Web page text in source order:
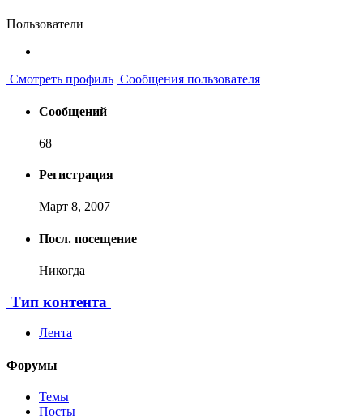
Пользователи
Смотреть профиль Сообщения пользователя
Сообщений
68
Регистрация
Март 8, 2007
Посл. посещение
Никогда
Тип контента
Лента
Форумы
Темы
Посты